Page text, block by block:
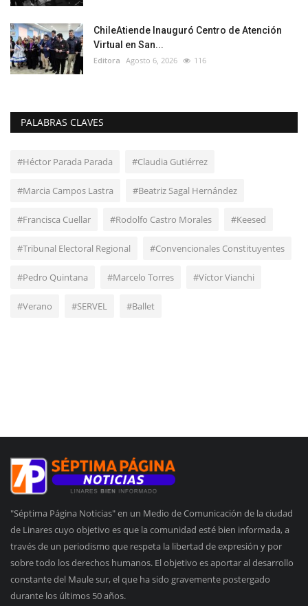
ChileAtiende Inauguró Centro de Atención
Virtual en San...
Editora Agosto 6, 2026 116
PALABRAS CLAVES
#Héctor Parada Parada #Claudia Gutiérrez
#Marcia Campos Lastra #Beatriz Sagal Hernández
#Francisca Cuellar #Rodolfo Castro Morales #Keesed
#Tribunal Electoral Regional #Convencionales Constituyentes
#Pedro Quintana #Marcelo Torres #Víctor Vianchi
#Verano #SERVEL #Ballet
"Séptima Página Noticias" en un Medio de Comunicación de la ciudad
de Linares cuyo objetivo es que la comunidad esté bien informada, a
través de un periodismo que respeta la libertad de expresión y por
sobre todo los derechos humanos. El objetivo es aportar al desarrollo
constante del Maule sur, el que ha sido gravemente postergado
durante los últimos 50 años.